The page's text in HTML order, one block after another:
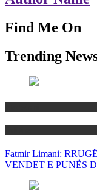
Find Me On
Trending
Fatmir Limani:
VENDET E PUNËS